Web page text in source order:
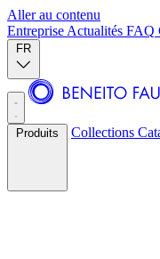
Aller au contenu
Entreprise Actualités FAQ
FR
Produits Collections